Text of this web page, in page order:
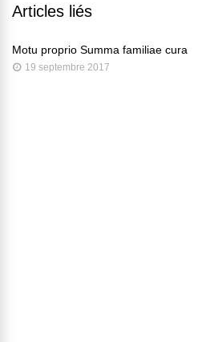
Articles liés
Motu proprio Summa familiae cura
19 septembre 2017